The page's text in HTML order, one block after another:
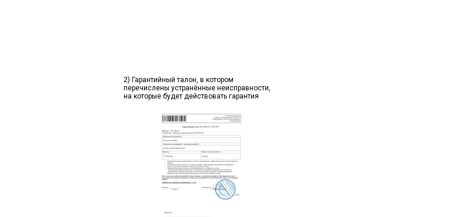
2) Гарантийный талон, в котором
перечислены устранённые неисправности,
на которые будет действовать гарантия